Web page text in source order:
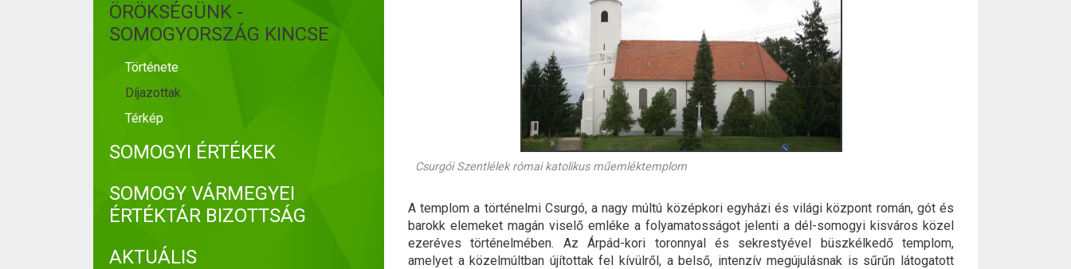
ÖRÖKSÉGÜNK -
SOMOGYORSZÁG KINCSE
Története
Díjazottak
Térkép
SOMOGYI ÉRTÉKEK
SOMOGY VÁRMEGYEI
ÉRTÉKTÁR BIZOTTSÁG
AKTUÁLIS
Csurgói Szentlélek római katolikus műemléktemplom
A templom a történelmi Csurgó, a nagy múltú középkori egyházi és világi központ román, gót és
barokk elemeket magán viselő emléke a folyamatosságot jelenti a dél-somogyi kisváros közel
ezeréves történelmében. Az Árpád-kori toronnyal és sekrestyével büszkélkedő templom,
amelyet a közelmúltban újítottak fel kívülről, a belső, intenzív megújulásnak is sűrűn látogatott